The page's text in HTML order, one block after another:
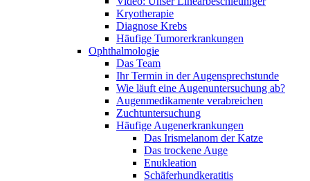
Kryotherapie
Diagnose Krebs
Häufige Tumorerkrankungen
Ophthalmologie
Das Team
Ihr Termin in der Augensprechstunde
Wie läuft eine Augenuntersuchung ab?
Augenmedikamente verabreichen
Zuchtuntersuchung
Häufige Augenerkrankungen
Das Irismelanom der Katze
Das trockene Auge
Enukleation
Schäferhundkeratitis